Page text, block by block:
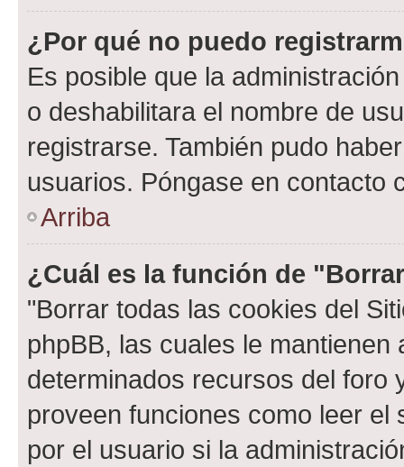
¿Por qué no puedo
Es posible que la
o deshabilitara el nombre de
registrarse. También pudo
usuarios. Póngase en contacto
Arriba
¿Cuál es la función de
"Borrar todas las cookies del
phpBB, las cuales le
determinados recursos del foro
proveen funciones como leer el
por el usuario si la